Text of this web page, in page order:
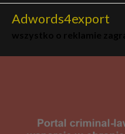
Skip
Adwords4export